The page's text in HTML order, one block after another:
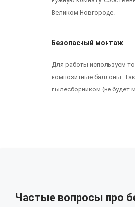
Великом Новгороде.
Безопасный монтаж
Для работы используем
композитные баллоны.
пылесборником (не будет
Частые вопросы про